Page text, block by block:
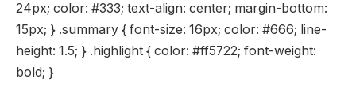
24px; color: #333; text-align: center; margin-bottom:
15px; } .summary { font-size: 16px; color: #666; line-
height: 1.5; } .highlight { color: #ff5722; font-weight:
bold; }